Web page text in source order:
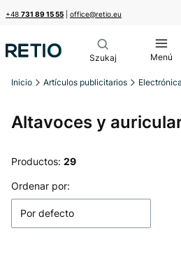
+48 731 89 15 55 office@retio.eu
Menú
Inicio Artículos publicitarios
Altavoces y
Productos: 29
Lista de productos
Ordenar por:
Por defecto